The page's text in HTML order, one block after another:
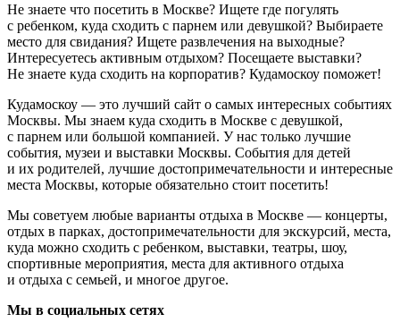
Не знаете что посетить в Москве? Ищете где погулять
с ребенком, куда сходить с парнем или девушкой? Выбираете
место для свидания? Ищете развлечения на выходные?
Интересуетесь активным отдыхом? Посещаете выставки?
Не знаете куда сходить на корпоратив? Кудамоскоу поможет!
Кудамоскоу — это лучший сайт о самых интересных событиях
Москвы. Мы знаем куда сходить в Москве с девушкой,
с парнем или большой компанией. У нас только лучшие
события, музеи и выставки Москвы. События для детей
и их родителей, лучшие достопримечательности и интересные
места Москвы, которые обязательно стоит посетить!
Мы советуем любые варианты отдыха в Москве — концерты,
отдых в парках, достопримечательности для экскурсий, места,
куда можно сходить с ребенком, выставки, театры, шоу,
спортивные мероприятия, места для активного отдыха
и отдыха с семьей, и многое другое.
Мы в социальных сетях